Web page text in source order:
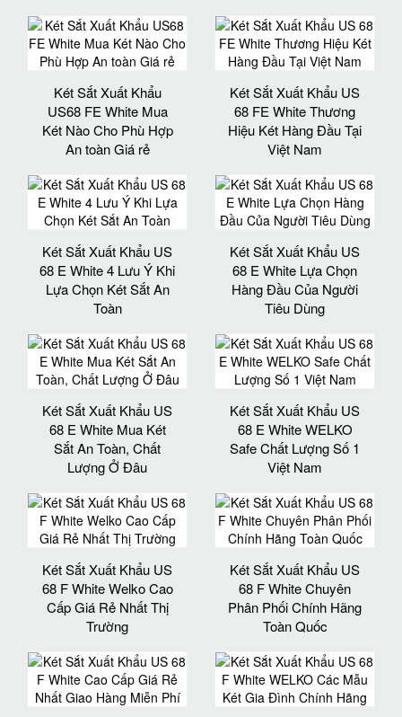
Két Sắt Xuất Khẩu
US68 FE White Mua
Két Nào Cho Phù Hợp
An toàn Giá rẻ
Két Sắt Xuất Khẩu US
68 FE White Thương
Hiệu Két Hàng Đầu Tại
Việt Nam
Két Sắt Xuất Khẩu US
68 E White 4 Lưu Ý Khi
Lựa Chọn Két Sắt An
Toàn
Két Sắt Xuất Khẩu US
68 E White Lựa Chọn
Hàng Đầu Của Người
Tiêu Dùng
Két Sắt Xuất Khẩu US
68 E White Mua Két
Sắt An Toàn, Chất
Lượng Ở Đâu
Két Sắt Xuất Khẩu US
68 E White WELKO
Safe Chất Lượng Số 1
Việt Nam
Két Sắt Xuất Khẩu US
68 F White Welko Cao
Cấp Giá Rẻ Nhất Thị
Trường
Két Sắt Xuất Khẩu US
68 F White Chuyên
Phân Phối Chính Hãng
Toàn Quốc